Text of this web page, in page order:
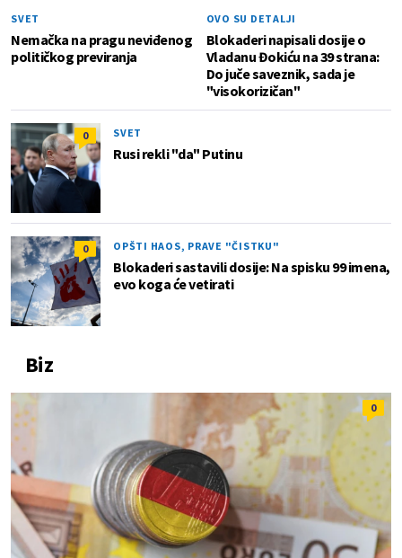
SVET
Nemačka na pragu neviđenog
političkog previranja
OVO SU DETALJI
Blokaderi napisali dosije o
Vladanu Đokiću na 39 strana:
Do juče saveznik, sada je
"visokorizičan"
0 SVET
Rusi rekli "da" Putinu
0 OPŠTI HAOS, PRAVE "ČISTKU"
Blokaderi sastavili dosije: Na spisku 99 imena,
evo koga će vetirati
Biz
0